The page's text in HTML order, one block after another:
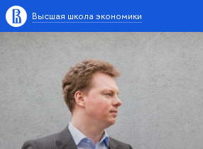
Высшая школа экономики